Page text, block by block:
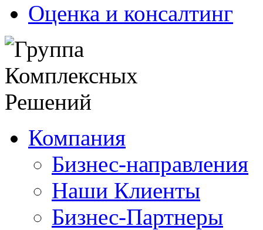
Оценка и консалтинг
Компания
Бизнес-направления
Наши Клиенты
Бизнес-Партнеры